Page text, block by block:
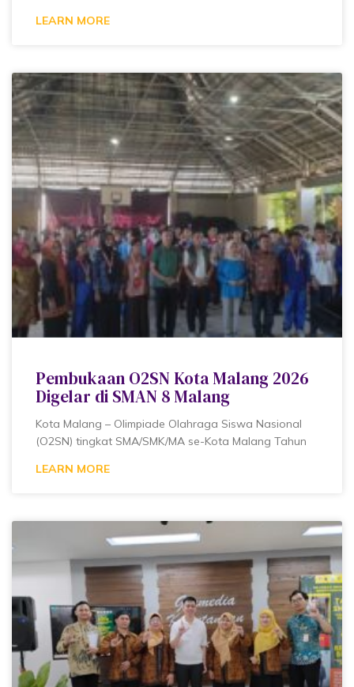
LEARN MORE
Pembukaan O2SN Kota Malang 2026
Digelar di SMAN 8 Malang
Kota Malang – Olimpiade Olahraga Siswa Nasional
(O2SN) tingkat SMA/SMK/MA se-Kota Malang Tahun
LEARN MORE